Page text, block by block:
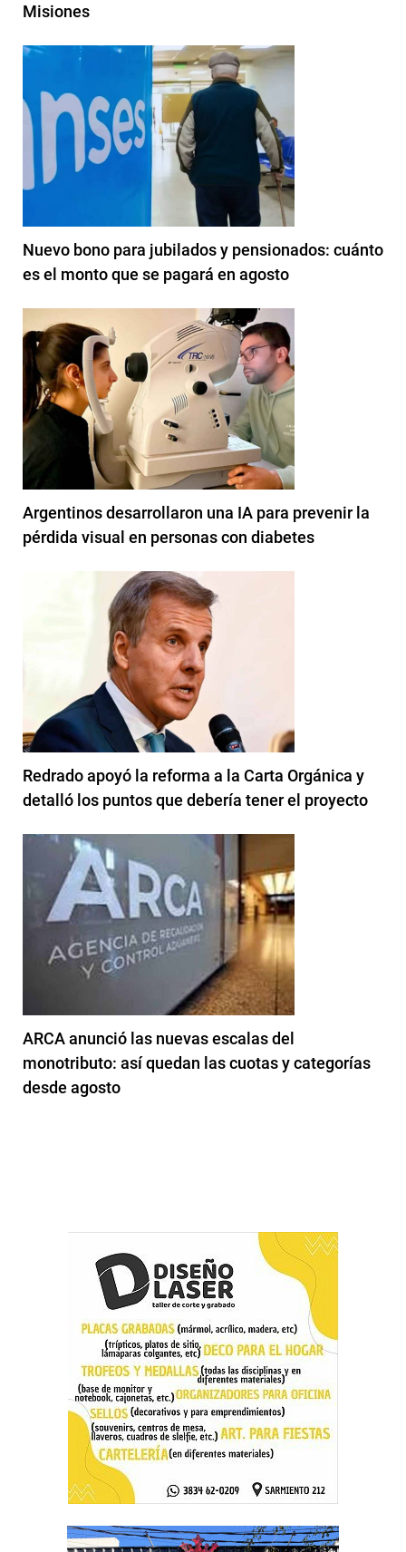
Misiones
Nuevo bono para jubilados y pensionados: cuánto
es el monto que se pagará en agosto
Argentinos desarrollaron una IA para prevenir la
pérdida visual en personas con diabetes
Redrado apoyó la reforma a la Carta Orgánica y
detalló los puntos que debería tener el proyecto
ARCA anunció las nuevas escalas del
monotributo: así quedan las cuotas y categorías
desde agosto